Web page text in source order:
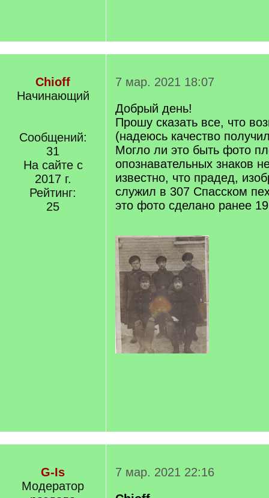
Chioff
Начинающий
Сообщений:
31
На сайте с
2017 г.
Рейтинг:
25
7 мар. 2021 18:07
Добрый день!
Прошу сказать все, что
(надеюсь качество
Могло ли это быть фото
опознавательных знаков
известно, что прадед,
служил в 307 Спасском
это фото сделано ранее
G-Is
Модератор
7 мар. 2021 22:16